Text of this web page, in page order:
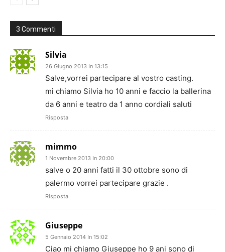
3 Commenti
Silvia
26 Giugno 2013 In 13:15
Salve,vorrei partecipare al vostro casting.
mi chiamo Silvia ho 10 anni e faccio la ballerina
da 6 anni e teatro da 1 anno cordiali saluti
Risposta
mimmo
1 Novembre 2013 In 20:00
salve o 20 anni fatti il 30 ottobre sono di
palermo vorrei partecipare grazie .
Risposta
Giuseppe
5 Gennaio 2014 In 15:02
Ciao mi chiamo Giuseppe ho 9 ani sono di